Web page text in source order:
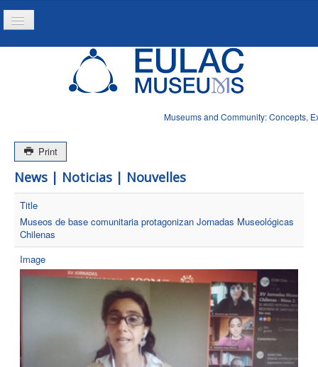
Museums and Community: Concepts,
Toggle
Navigation
Print
News | Noticias | Nouvelles
Title
Museos de base comunitaria protagonizan Jornadas Museológicas
Chilenas
Image